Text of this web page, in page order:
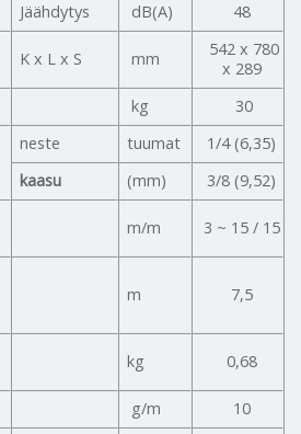
Jäähdytys dB(A) 48
K x L x S mm
542 x 780
x 289
kg 30
neste tuumat
1/4 (6,35)
kaasu
(mm)
3/8 (9,52)
m/m 3 ~ 15 / 15
m 7,5
kg 0,68
g/m 10